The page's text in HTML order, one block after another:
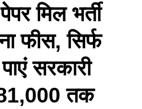
मिल भर्ती
फीस, सिर्फ
सरकारी
तक